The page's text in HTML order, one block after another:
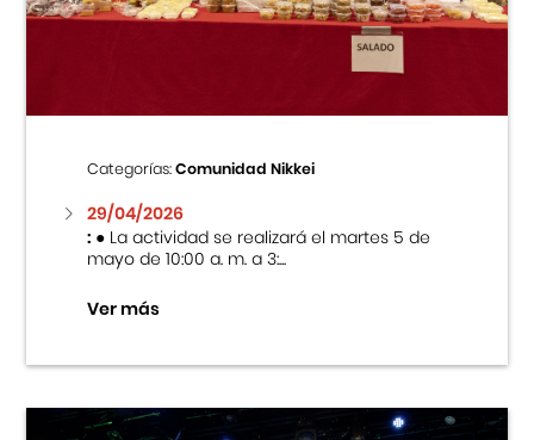
Centro Cultural Peruano Japonés
Museo de la Inmigración Japonesa
Fondo Editorial
Teatro Peruano Japonés
Categorías:Comunidad Nikkei
29/04/2026
:● La actividad se realizará el martes 5 de
mayo de 10:00 a. m. a 3:...
Ver más